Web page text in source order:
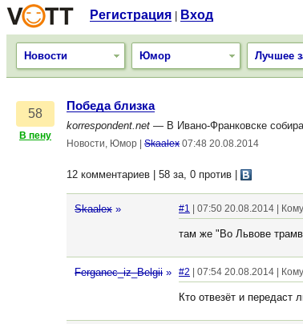
Регистрация Вход
Новости Юмор Лучшее
58
В пену
Победа близка
korrespondent.net — В Ивано-Франковске
Новости, Юмор Skaalex 07:48 20.08.2014
12 комментариев | 58 за, 0 против
Skaalex » #1 | 07:50 20.08.2014 |
там же "Во Львове
Ferganec_iz_Belgii » #2 | 07:54 20.08.2014 |
Кто отвезёт и передаст